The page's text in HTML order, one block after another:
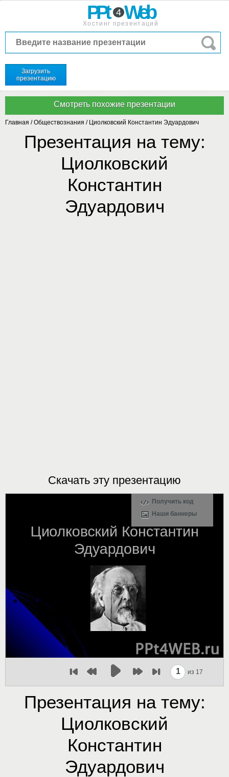
PPt 4 Web
Хостинг презентаций
Загрузить
презентацию
Главная /Обществознания / Циолковский Константин Эдуардович
Презентация на тему:
Циолковский
Константин
Эдуардович
Скачать эту презентацию
Получить код
Наши баннеры
1 из 17
Презентация на тему:
Циолковский
Константин
Эдуардович